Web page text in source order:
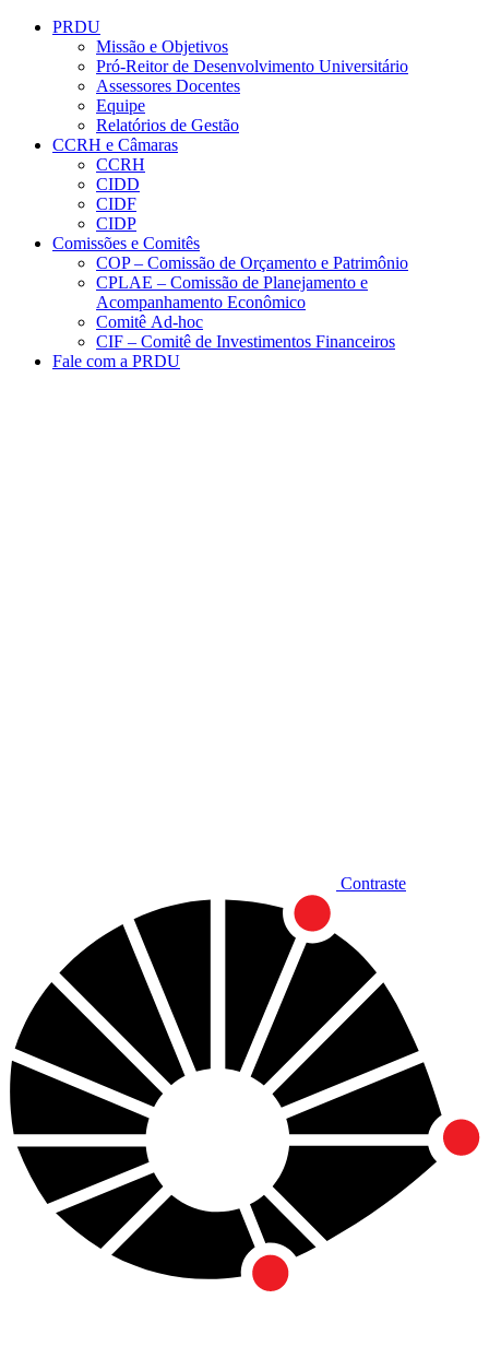
Conteúdo principal
PRDU
Missão e Objetivos
Pró-Reitor de Desenvolvimento Universitário
Assessores Docentes
Equipe
Relatórios de Gestão
CCRH e Câmaras
CCRH
CIDD
CIDF
CIDP
Comissões e Comitês
COP – Comissão de Orçamento e Patrimônio
CPLAE – Comissão de Planejamento e
Acompanhamento Econômico
Comitê Ad-hoc
CIF – Comitê de Investimentos Financeiros
Fale com a PRDU
Contraste